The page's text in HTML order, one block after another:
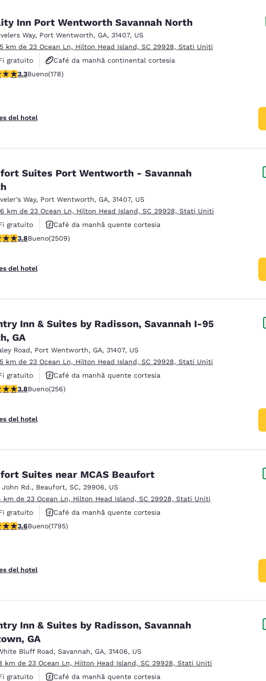
India
English
New Zealand
Inn Port Wentworth Savannah North
Way, Port Wentworth, GA, 31407, US
km de 23 Ocean Ln, Hilton Head Island, SC 29928, Stati Uniti
gratuito
Café da manhã continental cortesia
da manhã quente cortesia
de 3.3 estrellas. Bueno. 178 reseñas
3.3Bueno(178)
del hotel
Suites Port Wentworth - Savannah
Way, Port Wentworth, GA, 31407, US
km de 23 Ocean Ln, Hilton Head Island, SC 29928, Stati Uniti
gratuito
Café da manhã quente cortesia
animais de estimação
de 3.83 estrellas. Bueno. 2509 reseñas
3.8Bueno(2509)
del hotel
Inn & Suites by Radisson, Savannah I-95
GA
Road, Port Wentworth, GA, 31407, US
km de 23 Ocean Ln, Hilton Head Island, SC 29928, Stati Uniti
gratuito
Café da manhã quente cortesia
animais de estimação
de 3.81 estrellas. Bueno. 256 reseñas
3.8Bueno(256)
del hotel
Suites near MCAS Beaufort
John Rd., Beaufort, SC, 29906, US
km de 23 Ocean Ln, Hilton Head Island, SC 29928, Stati Uniti
gratuito
Café da manhã quente cortesia
fumante
de 3.58 estrellas. Bueno. 1795 reseñas
3.6Bueno(1795)
del hotel
Inn & Suites by Radisson, Savannah
GA
Bluff Road, Savannah, GA, 31406, US
km de 23 Ocean Ln, Hilton Head Island, SC 29928, Stati Uniti
gratuito
Café da manhã quente cortesia